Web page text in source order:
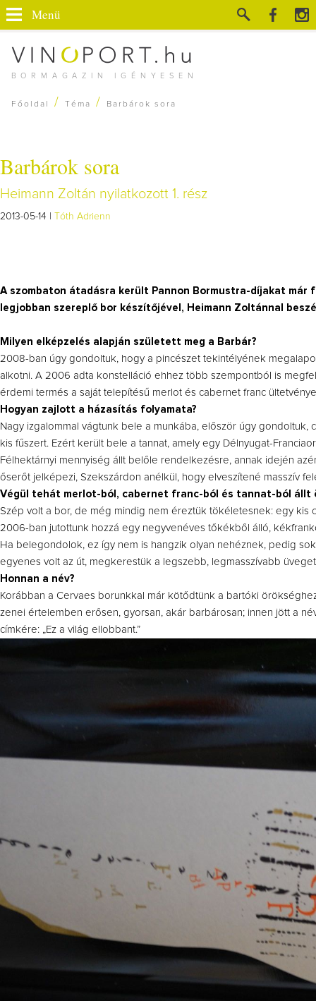
BORMAGAZIN IGÉNYESEN
Menü
Főoldal / Téma / Barbárok sora
Barbárok sora
Heimann Zoltán nyilatkozott 1. rész
2013-05-14 | Tóth Adrienn
A szombaton átadásra került Pannon Bormustra-díjakat
legjobban szereplő bor készítőjével, Heimann Zoltánnal
Milyen elképzelés alapján született meg a Barbár?
2008-ban úgy gondoltuk, hogy a pincészet tekintélyének
alkotni. A 2006 adta konstelláció ehhez több szempontból is
érdemi termés a saját telepítésű merlot és cabernet franc
Hogyan zajlott a házasítás folyamata?
Nagy izgalommal vágtunk bele a munkába, először úgy
kis fűszert. Ezért került bele a tannat, amely egy Délnyugat-
Félhektárnyi mennyiség állt belőle rendelkezésre, annak idején
őserőt jelképezi, Szekszárdon anélkül, hogy elveszítené masszív
Végül tehát merlot-ból, cabernet franc-ból és tannat-ból állt
Szép volt a bor, de még mindig nem éreztük tökéletesnek: egy kis
2006-ban jutottunk hozzá egy negyvenéves tőkékből álló,
Ha belegondolok, ez így nem is hangzik olyan nehéznek, pedig
egyenes volt az út, megkerestük a legszebb, legmasszívabb
Honnan a név?
Korábban a Cervaes borunkkal már kötődtünk a bartóki
zenei értelemben erősen, gyorsan, akár barbárosan; innen jött a
címkére: „Ez a világ ellobbant.”